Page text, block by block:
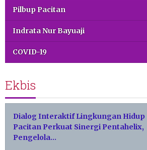
Pilbup Pacitan
Indrata Nur Bayuaji
COVID-19
Ekbis
Dialog Interaktif Lingkungan Hidup
Pacitan Perkuat Sinergi Pentahelix,
Pengelola…